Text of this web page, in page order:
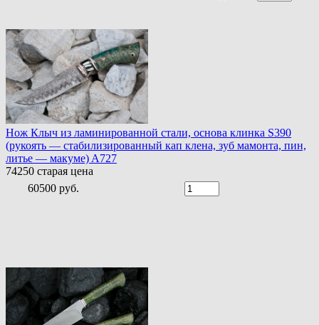
Нож Клыч из ламинированной стали, основа клинка S390
(рукоять — стабилизированный кап клена, зуб мамонта, пин,
литье — макуме) A727
74250 старая цена
60500 руб.